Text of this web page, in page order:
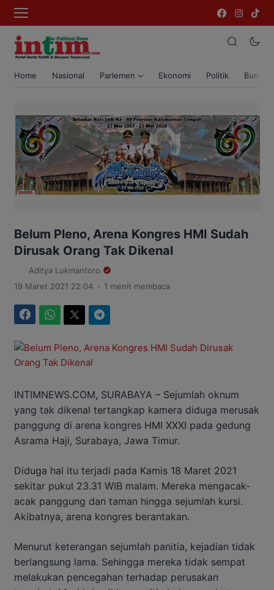
Home Nasional Parlemen Ekonomi Politik Bumi
Belum Pleno, Arena Kongres HMI Sudah
Dirusak Orang Tak Dikenal
Aditya Lukmantoro
19 Maret 2021 22:04 . 1 menit membaca
INTIMNEWS.COM, SURABAYA – Sejumlah oknum
yang tak dikenal tertangkap kamera diduga merusak
panggung di arena kongres HMI XXXI pada gedung
Asrama Haji, Surabaya, Jawa Timur.
Diduga hal itu terjadi pada Kamis 18 Maret 2021
sekitar pukul 23.31 WIB malam. Mereka mengacak-
acak panggung dan taman hingga sejumlah kursi.
Akibatnya, arena kongres berantakan.
Menurut keterangan sejumlah panitia, kejadian tidak
berlangsung lama. Sehingga mereka tidak sempat
melakukan pencegahan terhadap perusakan